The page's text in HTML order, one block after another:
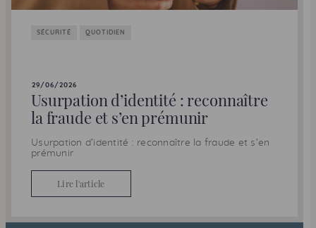
SÉCURITÉ QUOTIDIEN
29/06/2026
Usurpation d’identité : reconnaître
la fraude et s’en prémunir
Usurpation d’identité : reconnaître la fraude et s’en
prémunir
Lire l'article